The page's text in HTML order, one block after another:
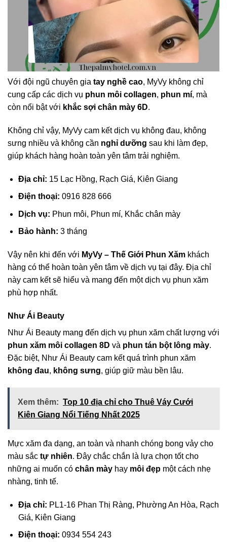
Với đội ngũ chuyên gia tay nghề cao, MyVy không chỉ
cung cấp các dịch vụ phun môi collagen, phun mí, mà
còn nổi bật với khắc sợi chân mày 6D.
Không chỉ vậy, MyVy cam kết dịch vụ không đau, không
sưng nhiều và không cần nghỉ dưỡng sau khi làm đẹp,
giúp khách hàng hoàn toàn yên tâm trải nghiệm.
Địa chỉ: 15 Lạc Hồng, Rạch Giá, Kiên Giang
Điện thoại: 0916 828 666
Dịch vụ: Phun môi, Phun mí, Khắc chân mày
Bảo hành: 3 tháng
Vậy nên khi đến với MyVy – Thế Giới Phun Xăm khách
hàng có thể hoàn toàn yên tâm về dịch vụ tại đây. Địa chỉ
này cam kết sẽ hiểu và mang đến một dịch vụ phun xăm
phù hợp nhất.
Như Ái Beauty
Như Ái Beauty mang đến dịch vụ phun xăm chất lượng với
phun xăm môi collagen 8D và phun tán bột lông mày.
Đặc biệt, Như Ái Beauty cam kết quá trình phun xăm
không đau, không sưng, giúp giữ màu bền lâu.
Xem thêm: Top 10 địa chỉ cho Thuê Váy Cưới
Kiên Giang Nổi Tiếng Nhất 2025
Mực xăm đa dạng, an toàn và nhanh chóng bong vảy cho
màu sắc tự nhiên. Đây chắc chắn là lựa chọn tốt cho
những ai muốn có chân mày hay môi đẹp một cách nhẹ
nhàng, tinh tế.
Địa chỉ: PL1-16 Phan Thị Ràng, Phường An Hòa, Rạch
Giá, Kiên Giang
Điện thoại: 0934 554 243